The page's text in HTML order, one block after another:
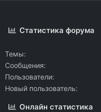
Статистика форума
Темы
Сообщения
Пользователи
Новый пользователь
Онлайн статистика